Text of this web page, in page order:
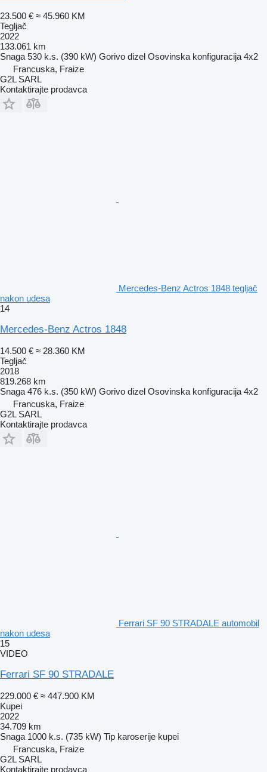
23.500 € ≈ 45.960 KM
Tegljač
2022
133.061 km
Snaga 530 k.s. (390 kW) Gorivo dizel Osovinska konfiguracija 4x2
Francuska, Fraize
G2L SARL
Kontaktirajte prodavca
Mercedes-Benz Actros 1848 tegljač
nakon udesa
14
Mercedes-Benz Actros 1848
14.500 € ≈ 28.360 KM
Tegljač
2018
819.268 km
Snaga 476 k.s. (350 kW) Gorivo dizel Osovinska konfiguracija 4x2
Francuska, Fraize
G2L SARL
Kontaktirajte prodavca
Ferrari SF 90 STRADALE automobil
nakon udesa
15
VIDEO
Ferrari SF 90 STRADALE
229.000 € ≈ 447.900 KM
Kupei
2022
34.709 km
Snaga 1000 k.s. (735 kW) Tip karoserije kupei
Francuska, Fraize
G2L SARL
Kontaktirajte prodavca